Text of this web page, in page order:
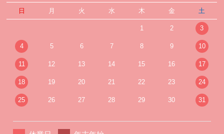
日 月 火 水 木 金 土
1 2 3
4 5 6 7 8 9 10
11 12 13 14 15 16 17
18 19 20 21 22 23 24
25 26 27 28 29 30 31